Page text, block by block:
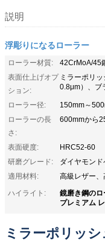
説明
浮彫りになるローラー
ローラー材質:
42CrMoA/45
表面仕上げオプ
ション:
ミラーポリ
0.8μm）、ブ
ローラー径:
150mm～
ローラーの長
さ:
600mmから
表面硬度:
HRC52-60
研磨グレード:
ダイヤモンド
適用材料:
高級レザー
ハイライト:
鏡磨き鋼の
プレミアム
ミラーポリッ